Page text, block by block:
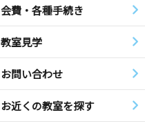
会費・各種手続き
教室見学
お問い合わせ
お近くの教室を探す